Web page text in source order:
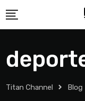
Titan Channel Blog